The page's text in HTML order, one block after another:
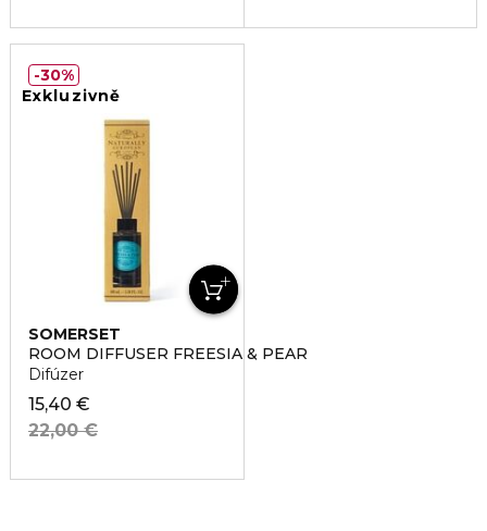
Exkluzivně
SOMERSET
ROOM DIFFUSER FREESIA & PEAR
Difúzer
15,40 €
22,00 €
30%